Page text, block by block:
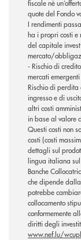
fiscale nè
quote del Fondo
I rendimenti
ha i propri costi
del capitale
mercato/
- Rischio di
mercati
Rischio di
ingresso e di
altri costi
in base al valore
Questi costi non
costi (costi
dettagli sul
lingua italiana
Banche
che dipende
potrebbe
collocamento
conformemente
diritti degli
www.nef.lu/